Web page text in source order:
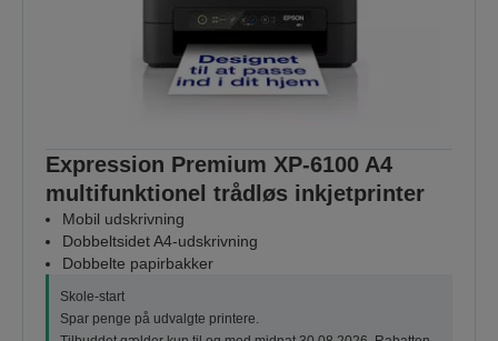
Expression Premium XP-6100 A4
multifunktionel trådløs inkjetprinter
Mobil udskrivning
Dobbeltsidet A4-udskrivning
Dobbelte papirbakker
Skole-start
Spar penge på udvalgte printere.